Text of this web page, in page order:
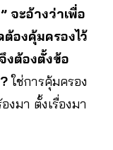
จะอ้างว่าเพื่อ
องคุ้มครองไว้
งต้องตั้งข้อ
ใช่การคุ้มครอง
งมา ตั้งเรื่องมา